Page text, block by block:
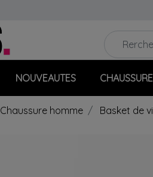
NOUVEAUTES
Chaussure homme Basket de